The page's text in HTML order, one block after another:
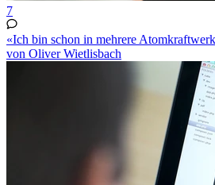
7
«Ich bin schon in mehrere
von Oliver Wietlisbach